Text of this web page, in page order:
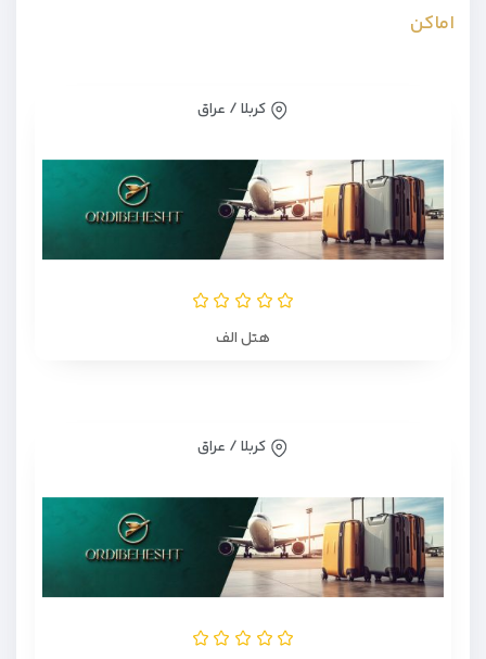
اماکن
کربلا / عراق
هتل الف
کربلا / عراق